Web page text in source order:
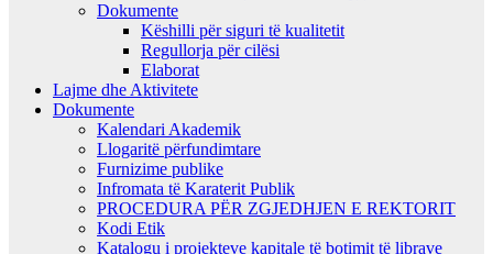
Dokumente
Këshilli për siguri të kualitetit
Regullorja për cilësi
Elaborat
Lajme dhe Aktivitete
Dokumente
Kalendari Akademik
Llogaritë përfundimtare
Furnizime publike
Infromata të Karaterit Publik
PROCEDURA PËR ZGJEDHJEN E REKTORIT
Kodi Etik
Katalogu i projekteve kapitale të botimit të librave